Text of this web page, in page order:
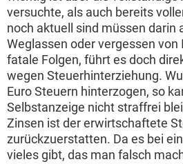
versuchte, als auch bereits
noch aktuell sind müssen darin
Weglassen oder vergessen
fatale Folgen, führt es doch
wegen Steuerhinterziehung.
Euro Steuern hinterzogen, so
Selbstanzeige nicht straffrei
Zinsen ist der erwirtschaftete
zurückzuerstatten. Da es bei
vieles gibt, das man falsch